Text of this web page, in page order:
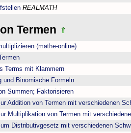
REALMATH
Termen
(mathe-online)
Terms mit Klammern
und Binomische Formeln
Summen; Faktorisieren
Addition von Termen mit verschiedenen
Multiplikation von Termen mit
Distributivgesetz mit verschiedenen